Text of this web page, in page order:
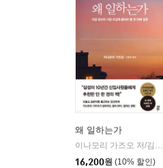
왜 일하는가
이나모리 가즈오 저/김윤경 역
16,200원 (10% 할인)